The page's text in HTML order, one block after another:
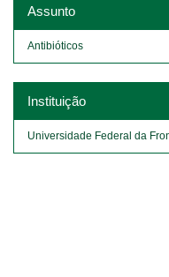
Assunto
Antibióticos
Instituição
Universidade Federal da